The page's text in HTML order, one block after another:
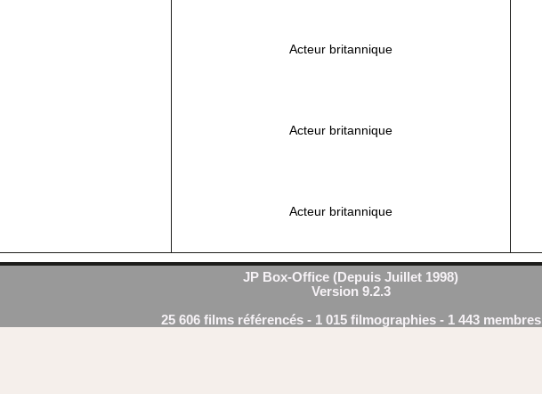
Acteur britannique
Acteur britannique
Acteur britannique
JP Box-Office (Depuis Juillet 1998)
Version 9.2.3
25 606 films référencés - 1 015 filmographies - 1 443 membres